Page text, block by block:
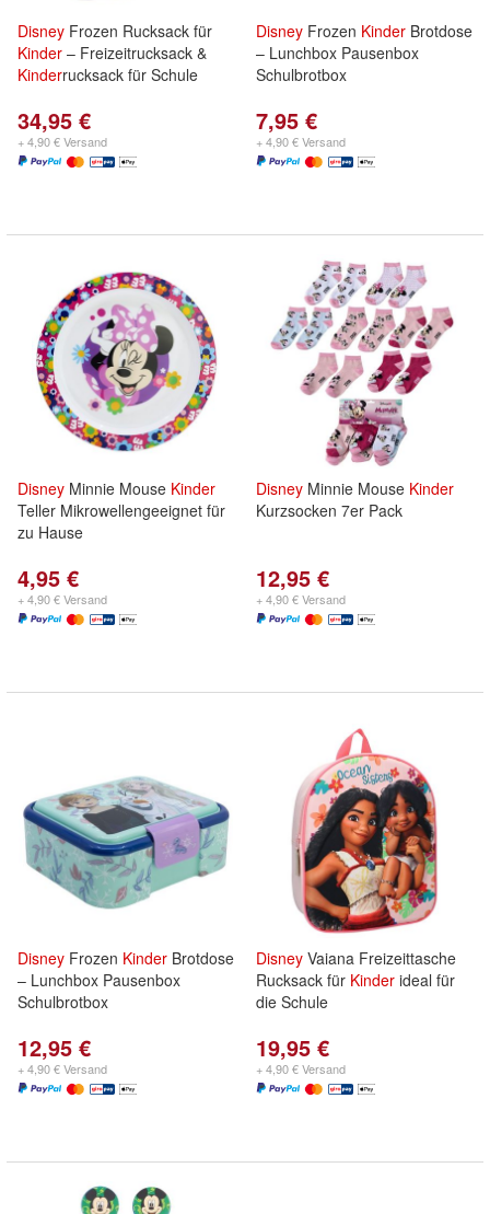
Disney Frozen Rucksack für
Kinder – Freizeitrucksack &
Kinderrucksack für Schule
34,95 €
+ 4,90 € Versand
Disney Frozen Kinder Brotdose
– Lunchbox Pausenbox
Schulbrotbox
7,95 €
+ 4,90 € Versand
Disney Minnie Mouse Kinder
Teller Mikrowellengeeignet für
zu Hause
4,95 €
+ 4,90 € Versand
Disney Minnie Mouse Kinder
Kurzsocken 7er Pack
12,95 €
+ 4,90 € Versand
Disney Frozen Kinder Brotdose
– Lunchbox Pausenbox
Schulbrotbox
12,95 €
+ 4,90 € Versand
Disney Vaiana Freizeittasche
Rucksack für Kinder ideal für
die Schule
19,95 €
+ 4,90 € Versand